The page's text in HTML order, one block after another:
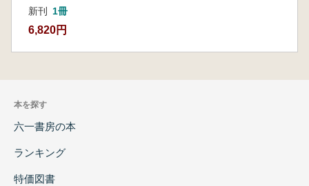
新刊 1冊
6,820円
本を探す
六一書房の本
ランキング
特価図書